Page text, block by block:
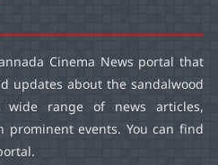
Cinema News portal that
updates about the sandalwood
range of news articles,
prominent events. You can find